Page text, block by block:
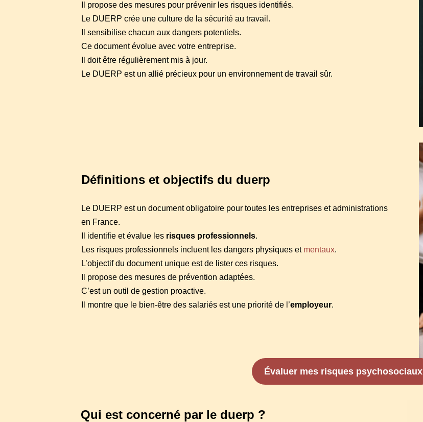
Il propose des mesures pour prévenir les risques identifiés.
Le DUERP crée une culture de la sécurité au travail.
Il sensibilise chacun aux dangers potentiels.
Ce document évolue avec votre entreprise.
Il doit être régulièrement mis à jour.
Le DUERP est un allié précieux pour un environnement de travail sûr.
Définitions et objectifs du duerp
Le DUERP est un document obligatoire pour toutes les entreprises et administrations
en France.
Il identifie et évalue les risques professionnels.
Les risques professionnels incluent les dangers physiques et mentaux.
L’objectif du document unique est de lister ces risques.
Il propose des mesures de prévention adaptées.
C’est un outil de gestion proactive.
Il montre que le bien-être des salariés est une priorité de l’employeur.
Évaluer mes risques psychosociaux
Qui est concerné par le duerp ?